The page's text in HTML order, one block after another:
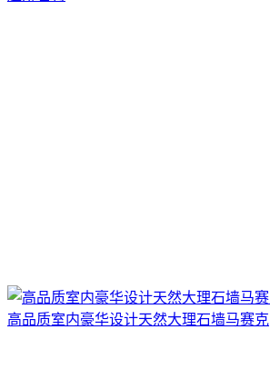
高品质室内豪华设计天然大理石墙马赛克